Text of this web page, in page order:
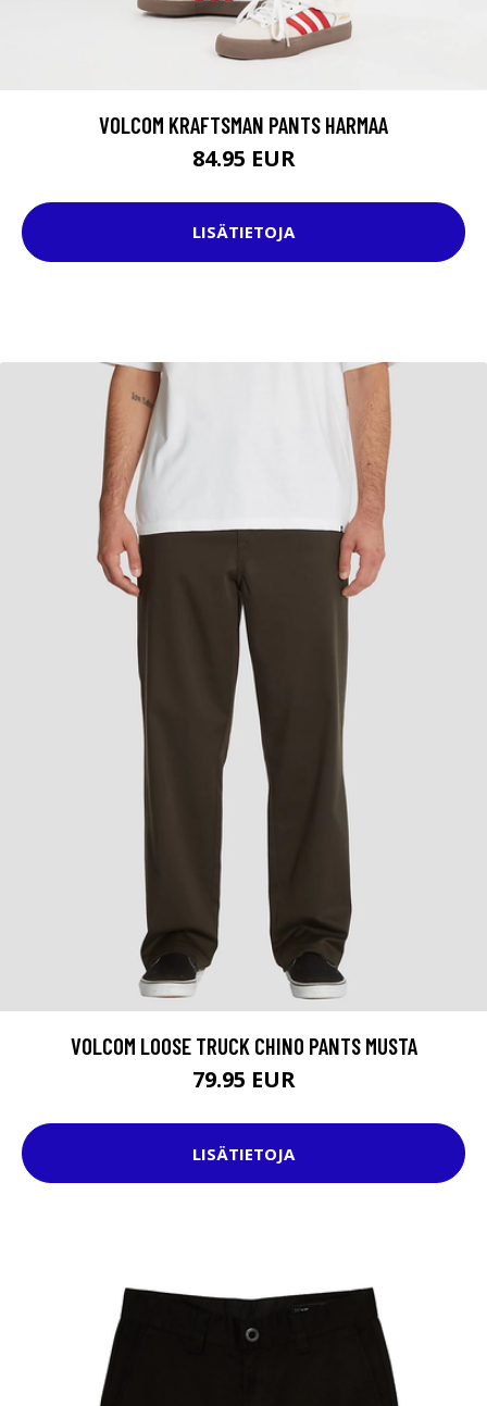
VOLCOM KRAFTSMAN PANTS HARMAA
84.95 EUR
LISÄTIETOJA
VOLCOM LOOSE TRUCK CHINO PANTS MUSTA
79.95 EUR
LISÄTIETOJA